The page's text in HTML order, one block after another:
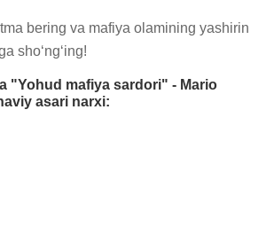
bering va mafiya olamining yashirin
shoʻngʻing!
"Yohud mafiya sardori" - Mario
asari narxi: